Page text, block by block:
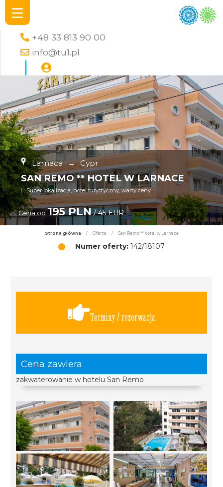
+48 33 813 90 00
info@tu1.pl
Larnaca → Cypr
SAN REMO ** HOTEL W LARNACE
Super lokalizacja, hotel turystyczny, warty ceny
Cena od 195 PLN/ 45 EUR
Strona główna / Oferta / San Remo ** hotel w Larnace
Numer oferty: 142/18107
Terminy / rezerwacja
Cena zawiera
zakwaterowanie w hotelu San Remo